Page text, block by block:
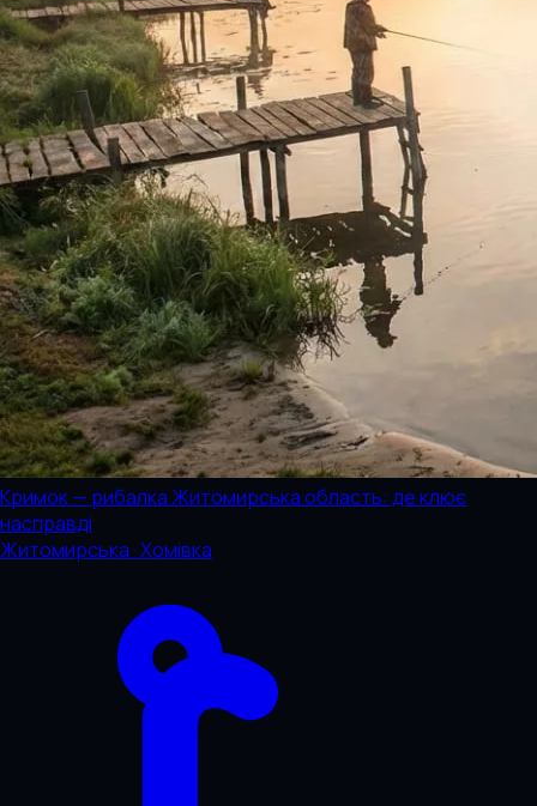
Кримок — рибалка Житомирська область: де клює
насправді
Житомирська · Хомівка